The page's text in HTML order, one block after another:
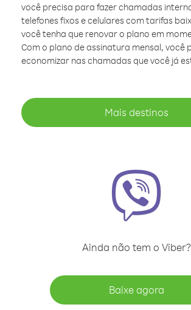
você precisa para fazer chamadas
telefones fixos e celulares com tarifas
você tenha que renovar o plano em
Com o plano de assinatura mensal, você
economizar nas chamadas que você já
Mais destinos
Ainda não tem o Viber?
Baixe agora